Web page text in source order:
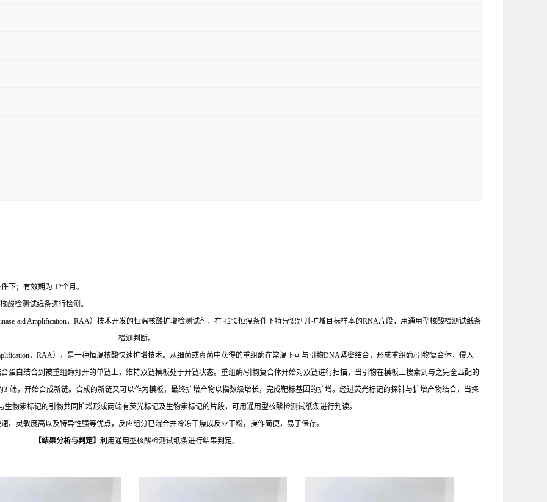
下；有效期为 12个月。
酸检测试纸条进行检测。
aid Amplification， RAA）技术开发的恒温核酸扩增检测试剂，在 42℃恒温条件下特异识别并扩增目标样本的RNA片段，用通用型核酸检测试纸条
检测判断。
，RAA），是一种恒温核酸快速扩增技术。从细菌或真菌中获得的重组酶在常温下可与引物DNA紧密结合，形成重组酶/引物复合体，侵入
蛋白结合到被重组酶打开的单链上，维持双链模板处于开链状态。重组酶/引物复合体开始对双链进行扫描，当引物在模板上搜索到与之完全匹配的
端，开始合成新链。合成的新链又可以作为模板，最终扩增产物以指数级增长，完成靶标基因的扩增。经过荧光标记的探针与扩增产物结合，当探
生物素标记的引物共同扩增形成两端有荧光标记及生物素标记的片段，可用通用型核酸检测试纸条进行判读。
、灵敏度高以及特异性强等优点，反应组分已混合并冷冻干燥成反应干粉，操作简便，易于保存。
【结果分析与判定】 利用通用型核酸检测试纸条进行结果判定。